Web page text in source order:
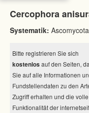
Cercophora
Systematik:
Bitte registrieren Sie sich
kostenlos auf den Seiten,
Sie auf alle Informationen
Fundstellendaten zu den
Zugriff erhalten und die volle
Funktionalität der